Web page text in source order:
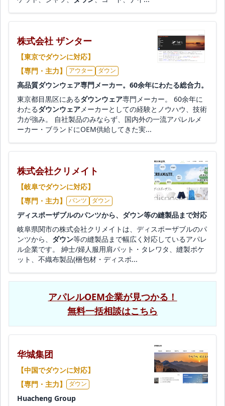
株式会社 ザンター
【東京でダウンに対応】
【専門・主力】
アウター ダウン
高品質ダウンウェア専門メーカー。60余年にわたる総合力。
東京都目黒区にあるダウンウェア専門メーカー。 60余年に
わたるダウンウェア メーカーとしての経験とノウハウ、技術
力が強み。 自社製品のみならず、国内外の一流アパレルメ
ーカー・ブランドにOEM供給してきた実...
株式会社クリメイト
【岐阜でダウンに対応】
【専門・主力】
パンツ ダウン
ディスポーザブルのパンツから、ダウン等の縫製品まで対応
岐阜県関市の株式会社クリメイトは、ディスポーザブルのパ
ンツから、 ダウン等の縫製品まで幅広く対応しているアパレ
ル企業です。 紳士/婦人服用肩パット・タレワタ、縫製ポケ
ット、不織布製品(梱包材・ディスポ...
アパレルOEM企業が見つかる！
無料一括相談はこちら
华城集团
【中国でダウンに対応】
【専門・主力】
ダウン
Huacheng Group